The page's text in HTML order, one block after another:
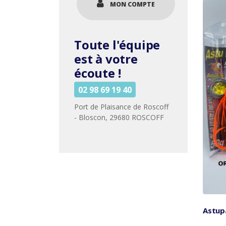
MON COMPTE
Toute l'équipe
est à votre
écoute !
02 98 69 19 40
Port de Plaisance de Roscoff
- Bloscon, 29680 ROSCOFF